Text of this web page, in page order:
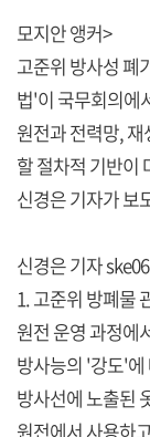
모지안 앵커>
고준위 방사성 폐
법'이 국무회의에
원전과 전력망,
할 절차적 기반이
신경은 기자가 보
신경은 기자
1. 고준위 방폐물
원전 운영 과정에
방사능의 '강도'에
방사선에 노출된
원전에서 사용하